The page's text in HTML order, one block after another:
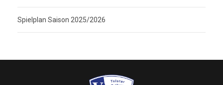
Spielplan Saison 2025/2026